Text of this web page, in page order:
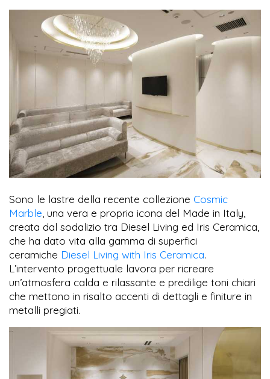
Sono le lastre della recente collezione Cosmic
Marble , una vera e propria icona del Made in Italy,
creata dal sodalizio tra Diesel Living ed Iris Ceramica,
che ha dato vita alla gamma di superfici
ceramiche Diesel Living with Iris Ceramica.
L’intervento progettuale lavora per ricreare
un’atmosfera calda e rilassante e predilige toni chiari
che mettono in risalto accenti di dettagli e finiture in
metalli pregiati.